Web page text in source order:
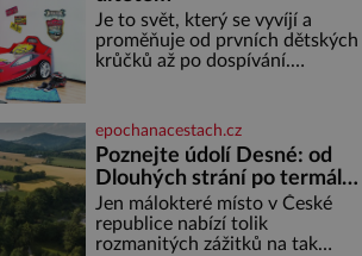
blízkosti. Nemusíte však zoufat.
Pokud budete mít promyšlený
jídelníček, žadné pařáky si na
Je to svět, který se vyvíjí a
proměňuje od prvních dětských
krůčků až po dospívání.
soustředění i odpočinek a
reaguje na každou etapu života
a specifické potřeby dítěte. Pro
nejmenší je klíčová
jednoduchost, měkkost a
bezpečí, proto by pokoj
miminka měl působit především
epochanacestach.cz
Poznejte údolí Desné: od
Dlouhých strání po termální
prameny
Jen málokteré místo v České
republice nabízí tolik
rozmanitých zážitků na tak